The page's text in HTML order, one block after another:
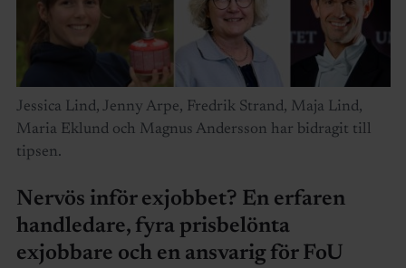
Jessica Lind, Jenny Arpe, Fredrik Strand, Maja Lind,
Maria Eklund och Magnus Andersson har bidragit till
tipsen.
Nervös inför exjobbet? En erfaren
handledare, fyra prisbelönta
exjobbare och en ansvarig för FoU